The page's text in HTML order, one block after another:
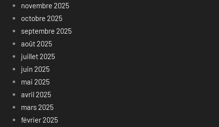
novembre 2025
octobre 2025
septembre 2025
août 2025
juillet 2025
juin 2025
mai 2025
avril 2025
mars 2025
février 2025